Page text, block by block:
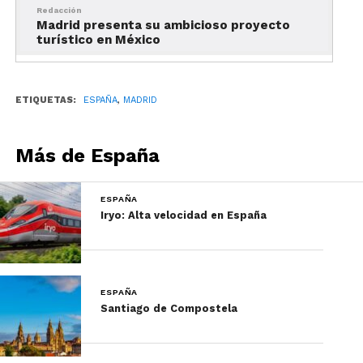
Vida nocturna en Madrid: Marula
Lavapiés
Redacción
Madrid presenta su ambicioso proyecto
turístico en México
ETIQUETAS: ESPAÑA, MADRID
Más de España
ESPAÑA
Iryo: Alta velocidad en España
ESPAÑA
Santiago de Compostela